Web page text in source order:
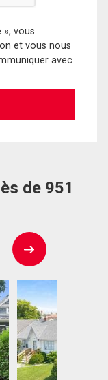
vous
et vous nous
avec
de 951